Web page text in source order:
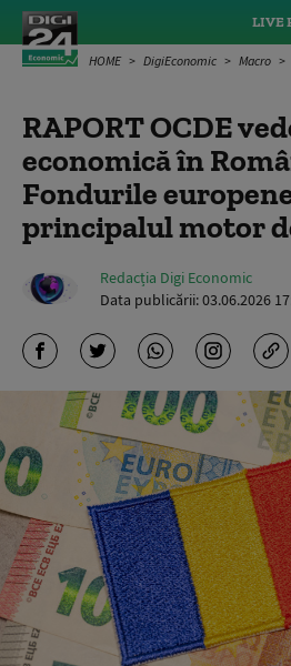
LIVE
HOME DigiEconomic Macro
RAPORT OCDE
economică în
Fondurile
principalul motor
Redacția Digi Economic
Data publicării:03.06.2026